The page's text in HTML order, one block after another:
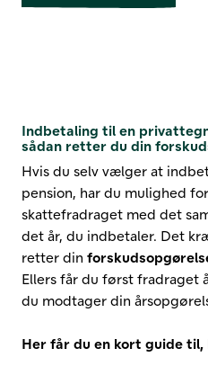
Indbetaling til en
sådan retter du din
Hvis du selv vælger at
pension, har du mulighed
skattefradraget med det
det år, du indbetaler. Det
retter din
Ellers får du først fradraget
du modtager din
Her får du en kort guide til,